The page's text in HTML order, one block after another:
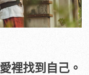
裡找到自己。